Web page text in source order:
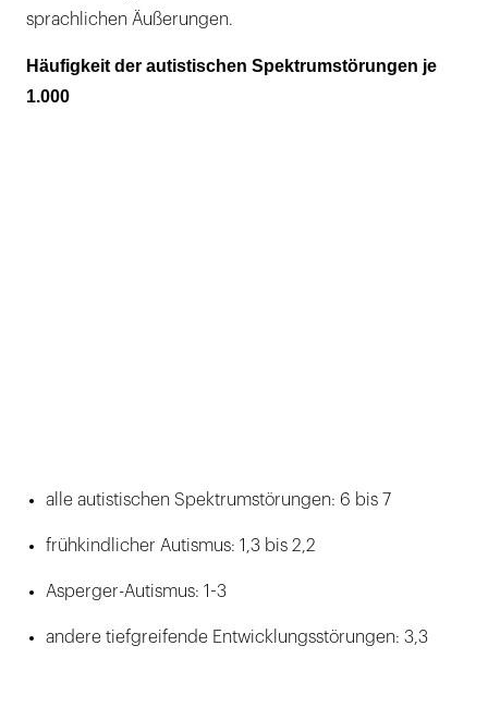
sprachlichen Äußerungen.
Häufigkeit der autistischen Spektrumstörungen je
1.000
alle autistischen Spektrumstörungen: 6 bis 7
frühkindlicher Autismus: 1,3 bis 2,2
Asperger-Autismus: 1-3
andere tiefgreifende Entwicklungsstörungen: 3,3